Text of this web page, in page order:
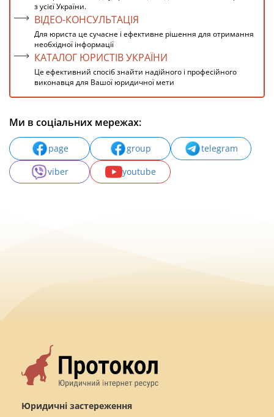
з усієї України.
ВІДЕО-КОНСУЛЬТАЦІЯ
Для юриста це сучасне і ефективне рішення для отримання
необхідної інформації
КАТАЛОГ ЮРИСТІВ УКРАЇНИ
Це ефективний спосіб знайти надійного і професійного
виконавця для Вашої юридичної мети
Ми в соціальних мережах:
page group
telegram
viber
youtube
Юридичні застереження